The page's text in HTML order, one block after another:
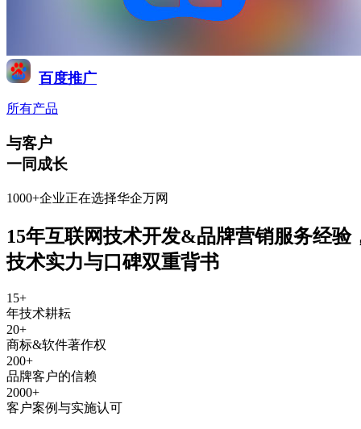
百度推广
所有产品
与客户
一同成长
1000+企业正在选择华企万网
15年互联网技术开发&品牌营销服务经验
技术实力与口碑双重背书
15+
年技术耕耘
20+
商标&软件著作权
200+
品牌客户的信赖
2000+
客户案例与实施认可